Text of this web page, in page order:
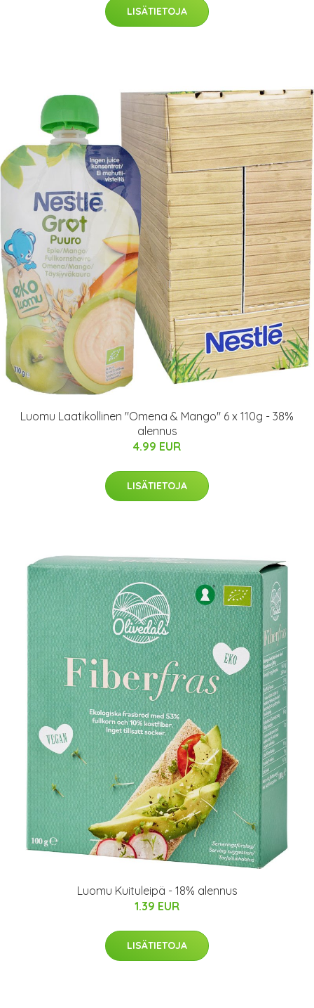
LISÄTIETOJA
Luomu Laatikollinen "Omena & Mango" 6 x 110g - 38%
alennus
4.99 EUR
LISÄTIETOJA
Luomu Kuituleipä - 18% alennus
1.39 EUR
LISÄTIETOJA